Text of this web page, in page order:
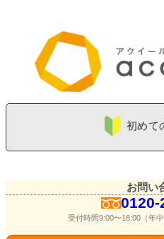
初めて
お問い
0120-
受付時間9:00〜18:00（年